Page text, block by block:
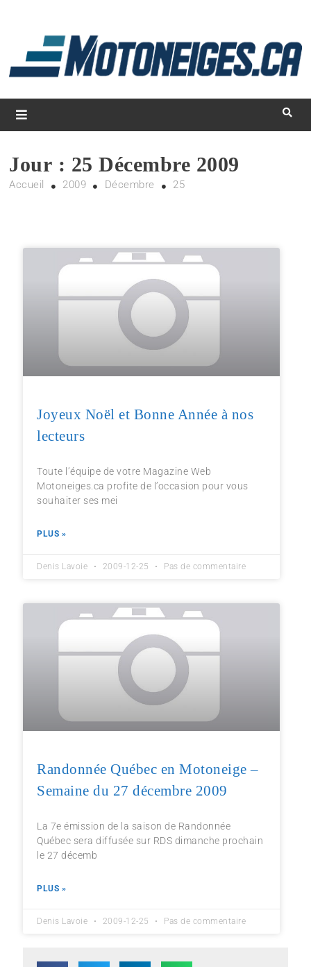
Magazine Motoneiges.ca
Jour : 25 Décembre 2009
Accueil 2009 Décembre 25
Joyeux Noël et Bonne Année à nos
lecteurs
Toute l’équipe de votre Magazine Web
Motoneiges.ca profite de l’occasion pour vous
souhaiter ses mei
PLUS »
Denis Lavoie 2009-12-25 Pas de commentaire
Randonnée Québec en Motoneige –
Semaine du 27 décembre 2009
La 7e émission de la saison de Randonnée
Québec sera diffusée sur RDS dimanche prochain
le 27 décemb
PLUS »
Denis Lavoie 2009-12-25 Pas de commentaire